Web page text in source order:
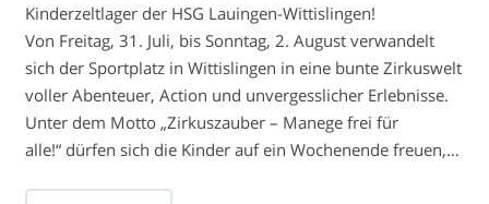
Kinderzeltlager der HSG Lauingen-Wittislingen!
Von Freitag, 31. Juli, bis Sonntag, 2. August verwandelt
sich der Sportplatz in Wittislingen in eine bunte Zirkuswelt
voller Abenteuer, Action und unvergesslicher Erlebnisse.
Unter dem Motto „Zirkuszauber – Manege frei für
alle!“ dürfen sich die Kinder auf ein Wochenende freuen,…